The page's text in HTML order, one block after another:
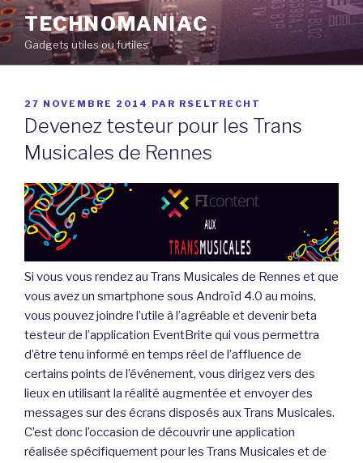
Aller
au
contenu
principal
TECHNOMANIAC
Gadgets utiles ou futiles
PUBLIÉ
LE
27 NOVEMBRE 2014 PAR RSELTRECHT
Devenez testeur pour les Trans
Musicales de Rennes
Si vous vous rendez au Trans Musicales de Rennes et que
vous avez un smartphone sous Androïd 4.0 au moins,
vous pouvez joindre l’utile à l’agréable et devenir beta
testeur de l’application EventBrite qui vous permettra
d’être tenu informé en temps réel de l’affluence de
certains points de l’événement, vous dirigez vers des
lieux en utilisant la réalité augmentée et envoyer des
messages sur des écrans disposés aux Trans Musicales.
C’est donc l’occasion de découvrir une application
réalisée spécifiquement pour les Trans Musicales et de